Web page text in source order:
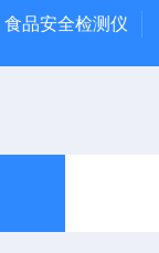
食品安全检测仪